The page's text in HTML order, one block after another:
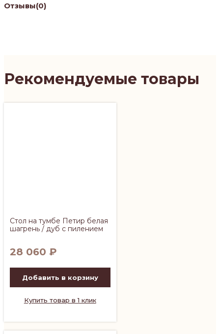
Отзывы(0)
Рекомендуемые товары
Стол на тумбе Петир белая
шагрень / дуб с пилением
28 060 ₽
Добавить в корзину
Купить товар в 1 клик